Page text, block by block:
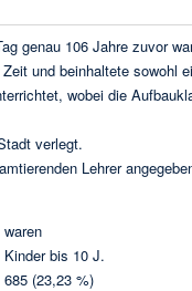
genau 106 Jahre zuvor
und beinhaltete sowohl
wobei die
verlegt.
Lehrer
waren
Kinder bis 10 J.
685 (23,23 %)